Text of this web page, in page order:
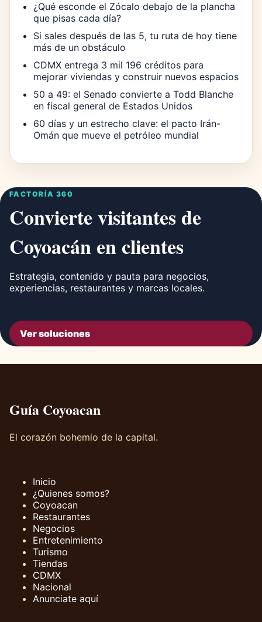
¿Qué esconde el Zócalo debajo de la plancha
que pisas cada día?
Si sales después de las 5, tu ruta de hoy tiene
más de un obstáculo
CDMX entrega 3 mil 196 créditos para
mejorar viviendas y construir nuevos espacios
50 a 49: el Senado convierte a Todd Blanche
en fiscal general de Estados Unidos
60 días y un estrecho clave: el pacto Irán-
Omán que mueve el petróleo mundial
FACTORÍA 360
Convierte visitantes de
Coyoacán en clientes
Estrategia, contenido y pauta para negocios,
experiencias, restaurantes y marcas locales.
Ver soluciones
Guía Coyoacan
El corazón bohemio de la capital.
Inicio
¿Quienes somos?
Coyoacan
Restaurantes
Negocios
Entretenimiento
Turismo
Tiendas
CDMX
Nacional
Anunciate aquí